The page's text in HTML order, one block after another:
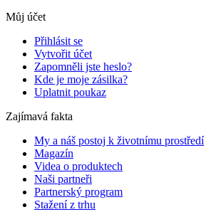
Můj účet
Přihlásit se
Vytvořit účet
Zapomněli jste heslo?
Kde je moje zásilka?
Uplatnit poukaz
Zajímavá fakta
My a náš postoj k životnímu prostředí
Magazín
Videa o produktech
Naši partneři
Partnerský program
Stažení z trhu